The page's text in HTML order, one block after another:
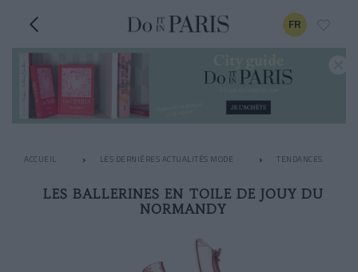
FR
ACCUEIL LES DERNIÈRES ACTUALITÉS MODE TENDANCES
LES BALLERINES EN TOILE DE JOUY DU
NORMANDY